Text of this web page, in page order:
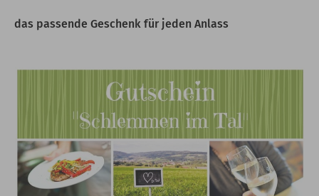
das passende Geschenk für jeden Anlass